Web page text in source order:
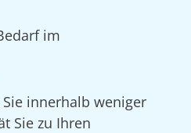
im
innerhalb weniger
Sie zu Ihren